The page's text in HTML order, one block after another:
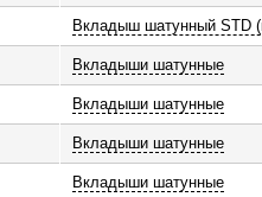
Вкладыш шатунный STD
Вкладыши шатунные
Вкладыши шатунные
Вкладыши шатунные
Вкладыши шатунные